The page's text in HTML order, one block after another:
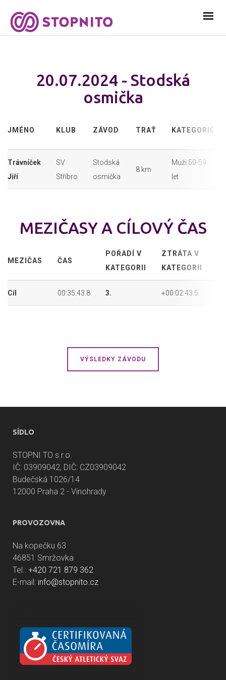
20.07.2024 - Stodská
osmička
JMÉNO KLUB ZÁVOD TRAŤ KATEGORIE
Trávníček
Jiří
SV
Stříbro
Stodská
osmička
8 km
Muži 50-59
let
MEZIČASY A CÍLOVÝ ČAS
MEZIČAS ČAS
POŘADÍ V
KATEGORII
ZTRÁTA V
KATEGORII
Cíl 00:35:43.8 3. +00:02:43.5
VÝSLEDKY ZÁVODU
SÍDLO
STOPNI TO s.r.o.
IČ: 03909042, DIČ: CZ03909042
Budečská 1026/14
12000 Praha 2 - Vinohrady
PROVOZOVNA
Na kopečku 63
46851 Smržovka
Tel.: +420 721 879 362
E-mail: info@stopnito.cz